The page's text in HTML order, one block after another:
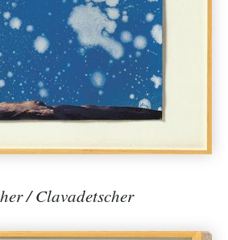
/ Clavadetscher